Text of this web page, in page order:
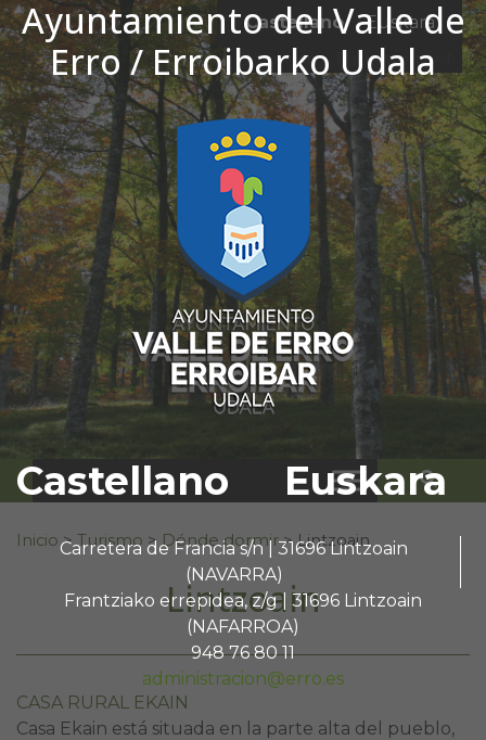
Ayuntamiento del Valle de
Erro / Erroibarko Udala
Castellano Euskara
Carretera de Francia s/n | 31696 Lintzoain
(NAVARRA)
Frantziako errepidea, z/g | 31696 Lintzoain
(NAFARROA)
948 76 80 11
administracion@erro.es
Ir al contenido
Castellano
Euskara
El tiempo - Tutiempo.net
Buscar:
Inicio > Turismo > Dónde dormir>Lintzoain
Lintzoain
CASA RURAL EKAIN
Casa Ekain está situada en la parte alta del pueblo,